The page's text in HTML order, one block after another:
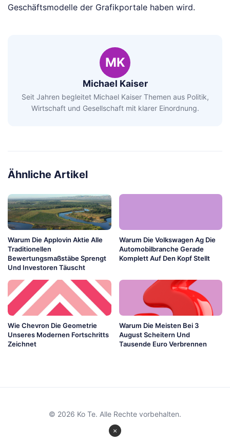
Geschäftsmodelle der Grafikportale haben wird.
MK
Michael Kaiser
Seit Jahren begleitet Michael Kaiser Themen aus Politik,
Wirtschaft und Gesellschaft mit klarer Einordnung.
Ähnliche Artikel
Warum Die Applovin Aktie Alle
Traditionellen
Bewertungsmaßstäbe Sprengt
Und Investoren Täuscht
Warum Die Volkswagen Ag Die
Automobilbranche Gerade
Komplett Auf Den Kopf Stellt
Wie Chevron Die Geometrie
Unseres Modernen Fortschritts
Zeichnet
Warum Die Meisten Bei 3
August Scheitern Und
Tausende Euro Verbrennen
×
© 2026 Ko Te. Alle Rechte vorbehalten.